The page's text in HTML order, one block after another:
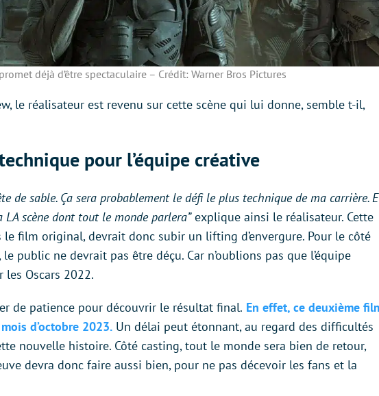
déjà d’être spectaculaire – Crédit: Warner Bros Pictures
le réalisateur est revenu sur cette scène qui lui donne, semble t-il,
pour l’équipe créative
de sable. Ça sera probablement le défi le plus technique de ma carrière.
LA scène dont tout le monde parlera”explique ainsi le réalisateur. Cette
le film original, devrait donc subir un lifting d’envergure. Pour le côté
public ne devrait pas être déçu. Car n’oublions pas que l’équipe
Oscars 2022.
de patience pour découvrir le résultat final. En effet, ce deuxième
d’octobre 2023. Un délai peut étonnant, au regard des difficultés
nouvelle histoire. Côté casting, tout le monde sera bien de retour,
devra donc faire aussi bien, pour ne pas décevoir les fans et la